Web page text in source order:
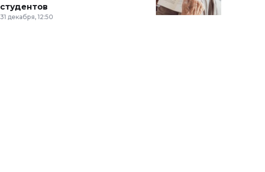
студентов
31 декабря, 12:50